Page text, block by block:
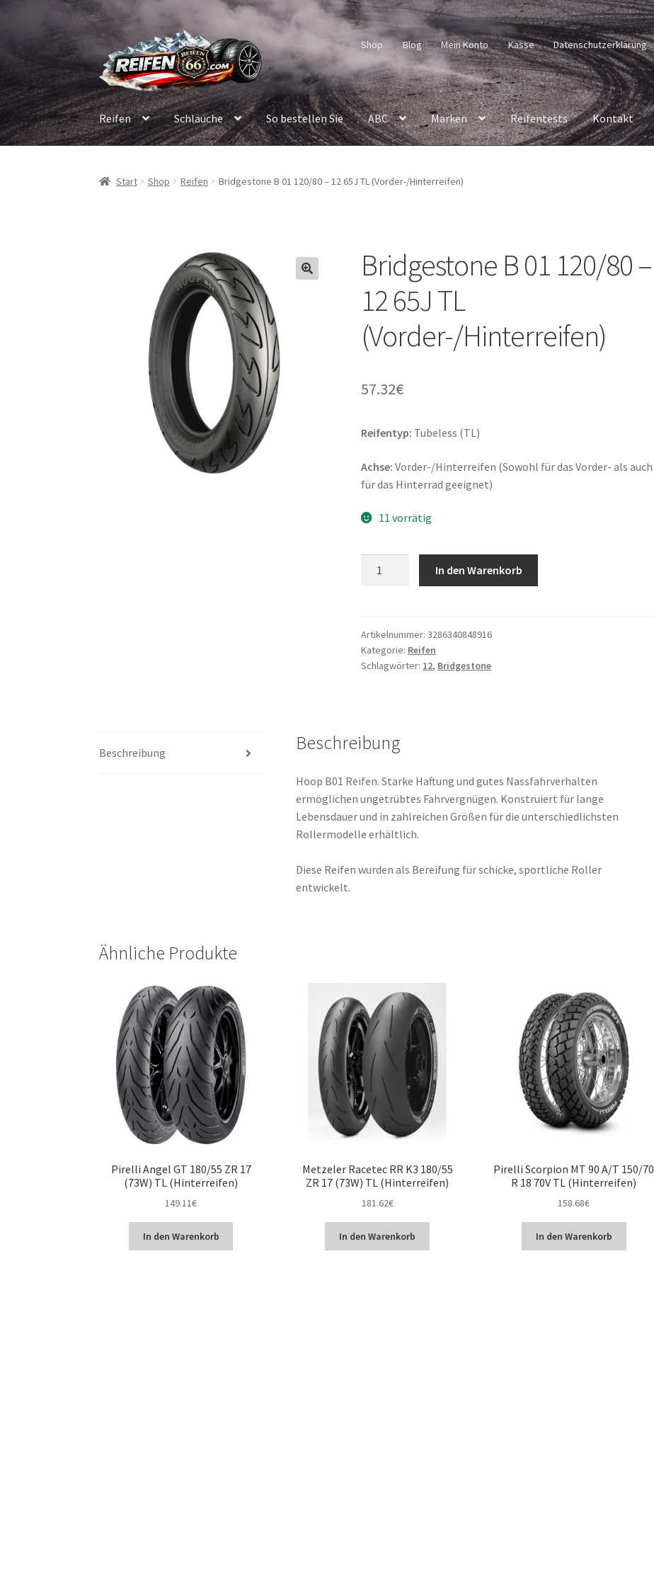
Navigation
springen
Inhalt
springen
Shop Blog Mein Konto Kasse Datenschutzerklärung
Reifen Schläuche So bestellen Sie ABC Marken Reifentests Kontakt
Start Shop Reifen Bridgestone B 01 120/80 – 12 65J TL (Vorder-/Hinterreifen)
Bridgestone B 01 120/80 –
12 65J TL
(Vorder-/Hinterreifen)
57.32€
Reifentyp: Tubeless (TL)
Achse: Vorder-/Hinterreifen (Sowohl für das Vorder- als auch
für das Hinterrad geeignet)
11 vorrätig
-
12
65J
In den Warenkorb
Artikelnummer:3286340848916
Kategorie: Reifen
Schlagwörter: 12, Bridgestone
Beschreibung Beschreibung
Hoop B01 Reifen. Starke Haftung und gutes Nassfahrverhalten
ermöglichen ungetrübtes Fahrvergnügen. Konstruiert für lange
Lebensdauer und in zahlreichen Größen für die unterschiedlichsten
Rollermodelle erhältlich.
Diese Reifen wurden als Bereifung für schicke, sportliche Roller
entwickelt.
Ähnliche Produkte
Pirelli Angel GT 180/55 ZR 17
(73W) TL (Hinterreifen)
149.11€
In den Warenkorb
Metzeler Racetec RR K3 180/55
ZR 17 (73W) TL (Hinterreifen)
181.62€
In den Warenkorb
Pirelli Scorpion MT 90 A/T 150/70
R 18 70V TL (Hinterreifen)
158.68€
In den Warenkorb